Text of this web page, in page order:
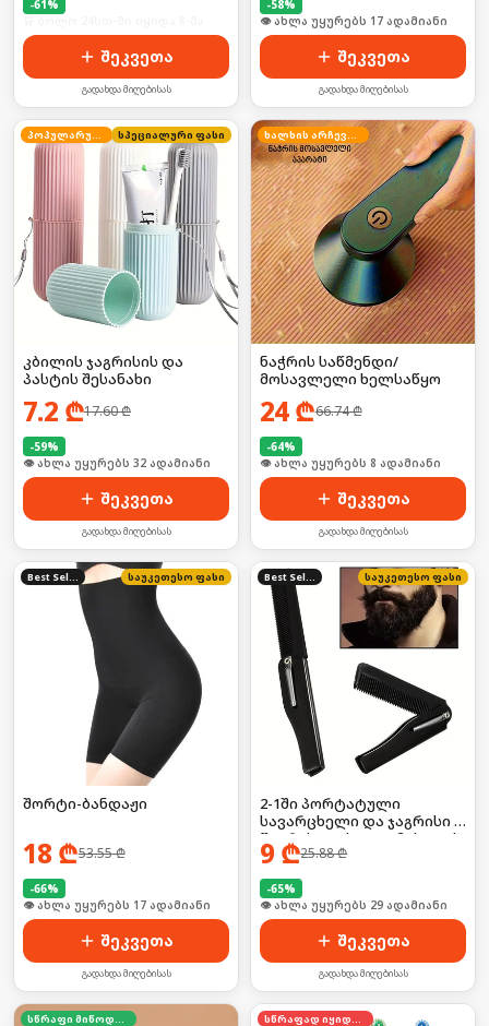
-61%
შეკვეთა
გადახდა მიღებისას
-58%
🛒 ბოლო 24სთ-ში იყიდა 27-მა
შეკვეთა
გადახდა მიღებისას
სპეციალური ფასი
კბილის ჯაგრისის და
პასტის შესანახი
7.2 ₾17.60₾
-59%
🛒 ბოლო 24სთ-ში იყიდა 43-მა
შეკვეთა
გადახდა მიღებისას
ნაჭრის საწმენდი/
მოსავლელი ხელსაწყო
24₾66.74₾
-64%
🛒 ბოლო 24სთ-ში იყიდა 12-მა
შეკვეთა
გადახდა მიღებისას
საუკეთესო ფასი
შორტი-ბანდაჟი
18 ₾53.55₾
-66%
🛒 ბოლო 24სთ-ში იყიდა 26-მა
შეკვეთა
გადახდა მიღებისას
საუკეთესო ფასი
2-1ში პორტატული
სავარცხელი და ჯაგრისი ,
წვერისთვის და თმისთვის
9 ₾25.88₾
-65%
🛒 ბოლო 24სთ-ში იყიდა 38-მა
შეკვეთა
გადახდა მიღებისას